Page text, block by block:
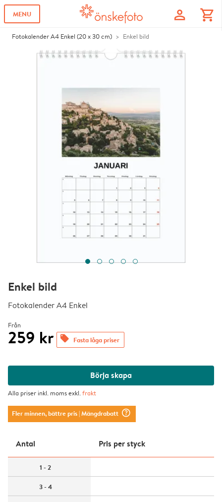
MENU profile shopping_cart
Fotokalender A4 Enkel (20 x 30 cm) Enkel bild
Enkel bild
Fotokalender A4 Enkel
Från
259 kr offers Fasta låga priser
Börja skapa
Alla priser inkl. moms exkl.frakt
Fler minnen, bättre pris| Mängdrabatt question_mark_circle
Antal Pris per styck
1 - 2
3 - 4